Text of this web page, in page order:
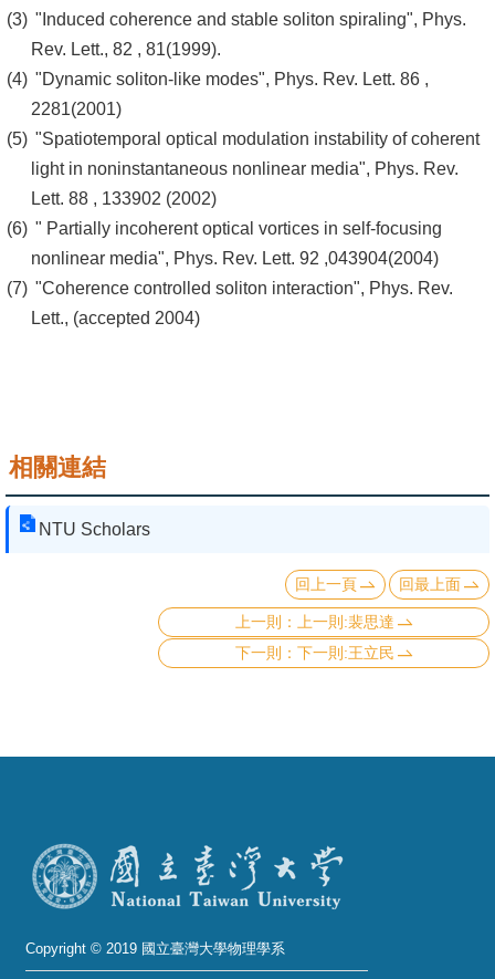
系
友
會
徵
相
研
究
首
頁
臺
覽
資
English
"Induced coherence and stable soliton spiraling", Phys.
Rev. Lett., 82 , 81(1999).
"Dynamic soliton-like modes", Phys. Rev. Lett. 86 ,
2281(2001)
"Spatiotemporal optical modulation instability of coherent
light in noninstantaneous nonlinear media", Phys. Rev.
Lett. 88 , 133902 (2002)
" Partially incoherent optical vortices in self-focusing
nonlinear media", Phys. Rev. Lett. 92 ,043904(2004)
"Coherence controlled soliton interaction", Phys. Rev.
Lett., (accepted 2004)
相關連結
NTU Scholars
回上一頁 回最上面
上一則:裴思達
下一則:王立民
Copyright © 2019 國立臺灣大學物理學系